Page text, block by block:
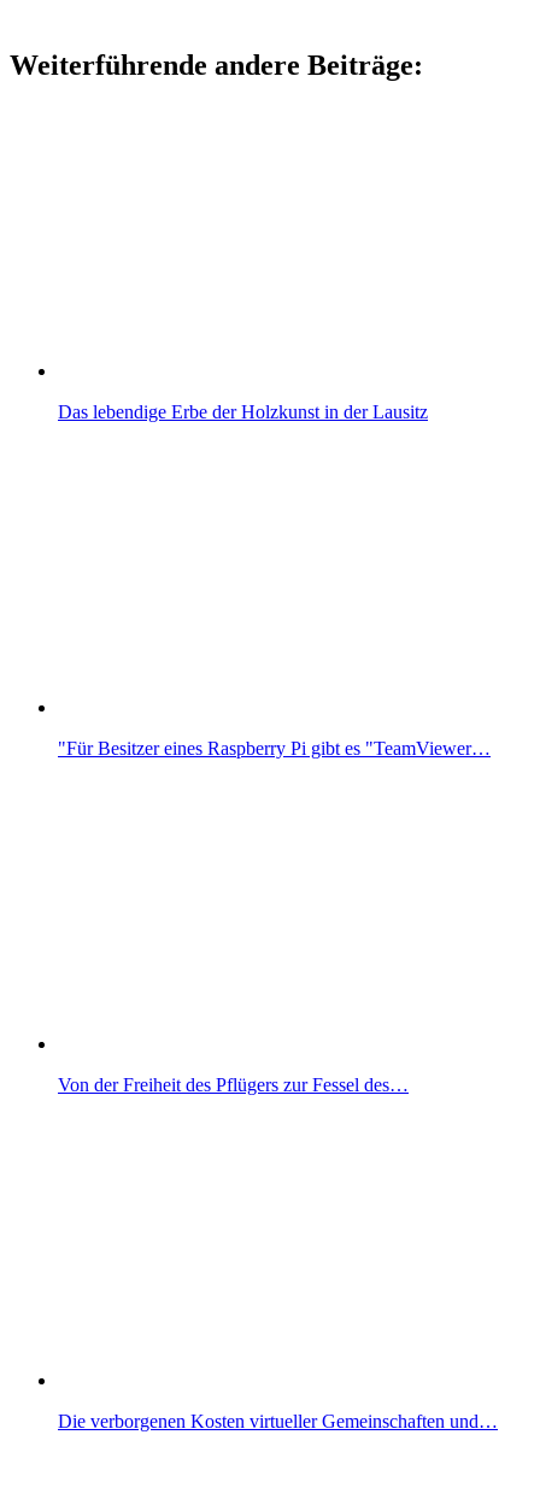
Weiterführende andere Beiträge:
Das lebendige Erbe der Holzkunst in der Lausitz
"Für Besitzer eines Raspberry Pi gibt es "TeamViewer…
Von der Freiheit des Pflügers zur Fessel des…
Die verborgenen Kosten virtueller Gemeinschaften und…